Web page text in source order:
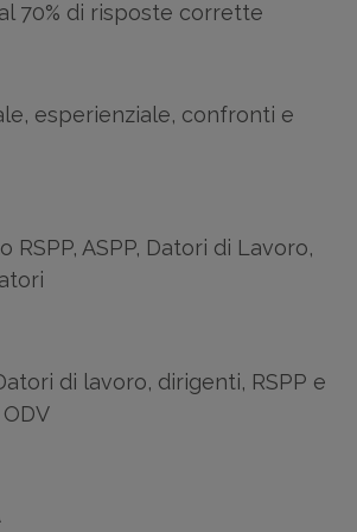
70% di risposte corrette
esperienziale, confronti e
RSPP, ASPP, Datori di Lavoro,
di lavoro, dirigenti, RSPP e